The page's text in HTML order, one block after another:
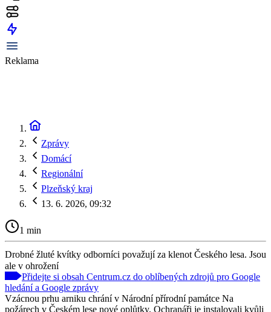
Reklama
Zprávy
Domácí
Regionální
Plzeňský kraj
13. 6. 2026, 09:32
1 min
Drobné žluté kvítky odborníci považují za klenot Českého lesa. Jsou
ale v ohrožení
Přidejte si obsah Centrum.cz do oblíbených zdrojů pro Google
hledání a Google zprávy
Vzácnou prhu arniku chrání v Národní přírodní památce Na
požárech v Českém lese nové oplůtky. Ochranáři je instalovali kvůli